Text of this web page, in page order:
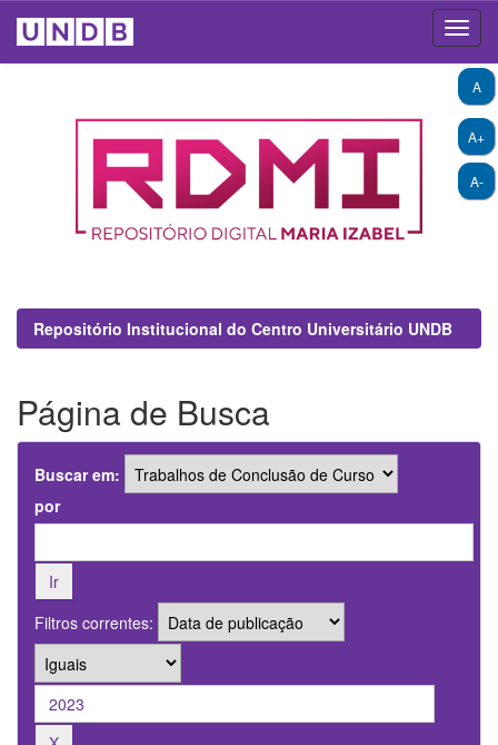
A+
A-
A
Repositório Institucional do Centro Universitário UNDB
Página de Busca
Buscar em:
por
Filtros correntes: